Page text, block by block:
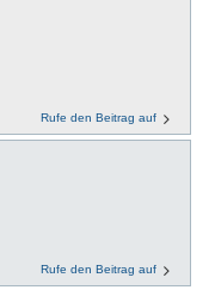
Rufe den Beitrag auf
Rufe den Beitrag auf